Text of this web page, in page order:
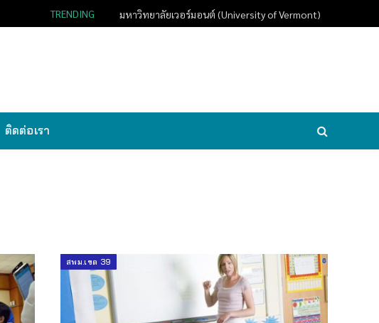
TRENDING มหาวิทยาลัยเวอร์มอนต์ (University of Vermont)
ติดต่อเรา
สพม.เขต 39